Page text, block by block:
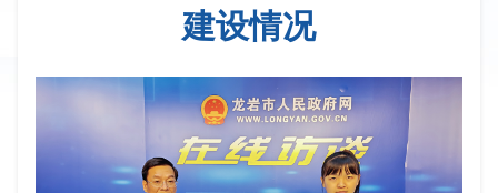
建设情况